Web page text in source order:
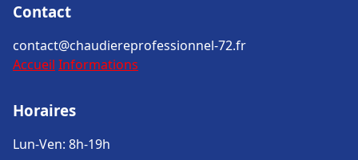
Contact
contact@chaudiereprofessionnel-72.fr
Accueil Informations
Horaires
Lun-Ven: 8h-19h